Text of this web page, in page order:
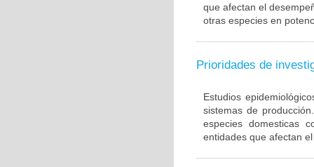
que afectan el
otras especies en
Prioridades de
Estudios
sistemas de
especies domesticas
entidades que afectan